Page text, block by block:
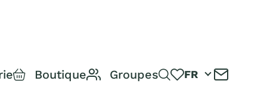
Boutique Groupes FR